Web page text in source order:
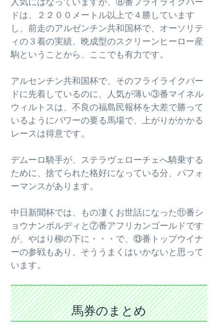
ドは、２２００メートル以上で４勝しています
し、前走のアルゼンチン共和国杯で、オーソリテ
ィの３着の実績、晩成型のスクリーンヒーロー産
駒ということから、ここでも有力です。
アルセンチン共和国杯で、そのフライライクバー
ドに先着しているのに、人気が薄い③番マイネル
ウィルトスは、不良の福島民報杯を大差で勝って
いるようにパワーの要る馬場で、上がりがかかる
レースは得意です。
デムーロ騎手が、ステラヴェローチェへ騎乗する
ために、捨てられた格好になっている分、パフォ
ーマンスがあります。
中日新聞杯では、もの凄くお世話になった⑪番シ
ョウナンボルディと⑦番アフリカンゴールドです
が、やはり柳の下に・・・で、⑬番トップウイナ
ーの参戦もあり、そううまくはいかないと思って
います。
馬券のまとめ